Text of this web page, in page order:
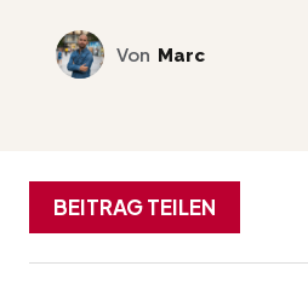
Von Marc
BEITRAG TEILEN